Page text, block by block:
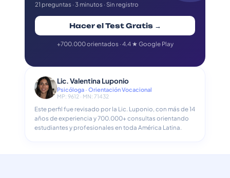
21 preguntas · 3 minutos · Sin registro
Hacer el Test Gratis →
+700.000 orientados · 4.4 ★ Google Play
Lic. Valentina Luponio
Psicóloga · Orientación Vocacional
MP: 9612 · MN: 71432
Este perfil fue revisado por la Lic. Luponio, con más de 14
años de experiencia y 700.000+ consultas orientando
estudiantes y profesionales en toda América Latina.